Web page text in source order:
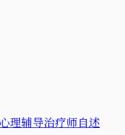
理辅导治疗师自述